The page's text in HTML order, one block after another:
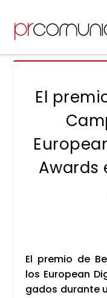
El
Awards
El pre­mio de
los Euro­pean
ga­dos duran­te